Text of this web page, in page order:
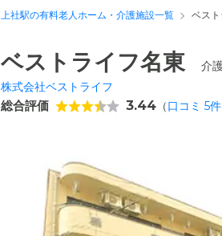
上社駅の有料老人ホーム・介護施設一覧 ベス
ベストライフ名東
介
株式会社ベストライフ
総合評価 3.44 （口コミ 5件